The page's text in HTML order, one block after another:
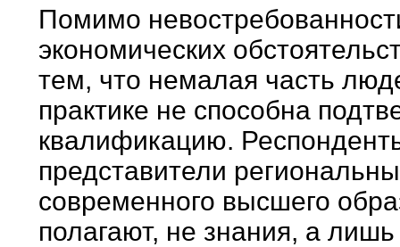
Помимо
экономических
тем, что немалая часть
практике не способна
квалификацию.
представители
современного высшего
полагают, не знания, а лишь